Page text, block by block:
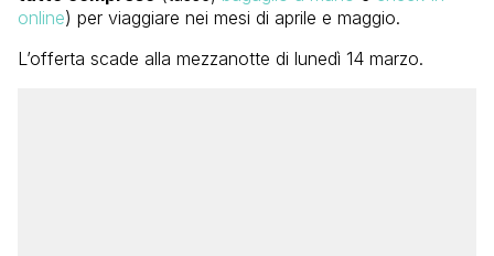
online) per viaggiare nei mesi di aprile e maggio.
L’offerta scade alla mezzanotte di lunedì 14 marzo.